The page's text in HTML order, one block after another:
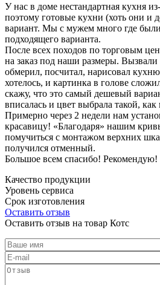
У нас в доме нестандартная кухня
поэтому готовые кухни (хоть они и
вариант. Мы с мужем много где
подходящего варианта.
После всех походов по торговым
на заказ под наши размеры.
обмерил, посчитал, нарисовал
хотелось, и картинка в голове
скажу, что это самый дешевый
вписалась и цвет выбрала такой, как
Примерно через 2 недели нам
красавицу! «Благодаря» нашим
помучиться с монтажом верхних
получился отменный.
Большое всем спасибо! Рекомендую!
Качество продукции
Уровень сервиса
Срок изготовления
Оставить отзыв
Оставить отзыв на товар Котс